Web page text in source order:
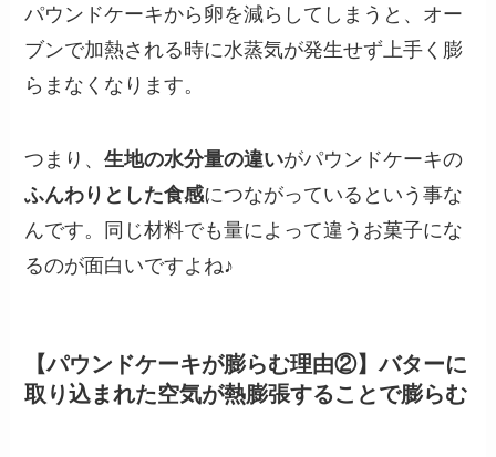
パウンドケーキから卵を減らしてしまうと、オー
ブンで加熱される時に水蒸気が発生せず上手く膨
らまなくなります。
つまり、生地の水分量の違いがパウンドケーキの
ふんわりとした食感につながっているという事な
んです。同じ材料でも量によって違うお菓子にな
るのが面白いですよね♪
【パウンドケーキが膨らむ理由②】バターに
取り込まれた空気が熱膨張することで膨らむ